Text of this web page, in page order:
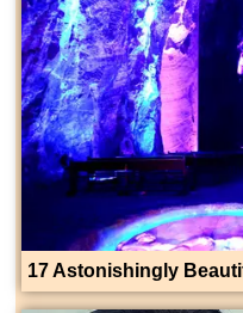
17 Astonishingly